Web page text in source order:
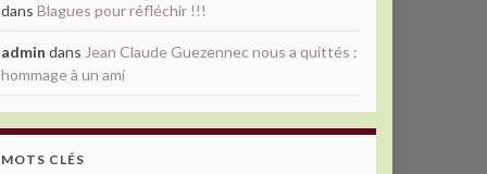
dans Blagues pour réfléchir !!!
admin dans Jean Claude Guezennec nous a quittés :
hommage à un ami
MOTS CLÉS